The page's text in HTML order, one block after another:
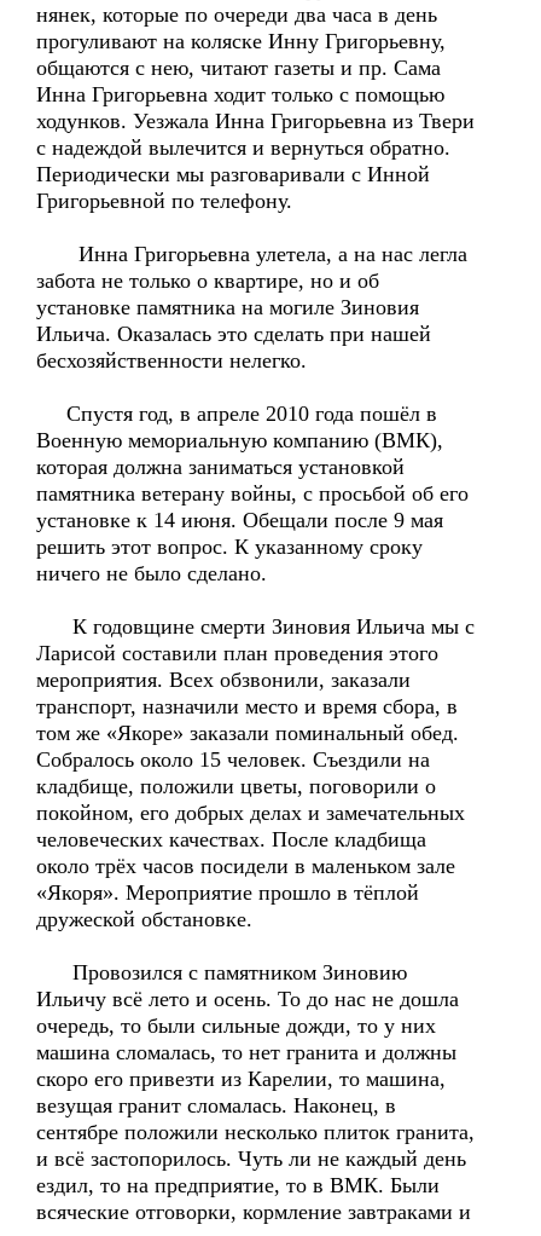
нянек, которые по очереди два часа в день
прогуливают на коляске Инну Григорьевну,
общаются с нею, читают газеты и пр. Сама
Инна Григорьевна ходит только с помощью
ходунков. Уезжала Инна Григорьевна из Твери
с надеждой вылечится и вернуться обратно.
Периодически мы разговаривали с Инной
Григорьевной по телефону.
Инна Григорьевна улетела, а на нас легла
забота не только о квартире, но и об
установке памятника на могиле Зиновия
Ильича. Оказалась это сделать при нашей
бесхозяйственности нелегко.
Спустя год, в апреле 2010 года пошёл в
Военную мемориальную компанию (ВМК),
которая должна заниматься установкой
памятника ветерану войны, с просьбой об его
установке к 14 июня. Обещали после 9 мая
решить этот вопрос. К указанному сроку
ничего не было сделано.
К годовщине смерти Зиновия Ильича мы с
Ларисой составили план проведения этого
мероприятия. Всех обзвонили, заказали
транспорт, назначили место и время сбора, в
том же «Якоре» заказали поминальный обед.
Собралось около 15 человек. Съездили на
кладбище, положили цветы, поговорили о
покойном, его добрых делах и замечательных
человеческих качествах. После кладбища
около трёх часов посидели в маленьком зале
«Якоря». Мероприятие прошло в тёплой
дружеской обстановке.
Провозился с памятником Зиновию
Ильичу всё лето и осень. То до нас не дошла
очередь, то были сильные дожди, то у них
машина сломалась, то нет гранита и должны
скоро его привезти из Карелии, то машина,
везущая гранит сломалась. Наконец, в
сентябре положили несколько плиток гранита,
и всё застопорилось. Чуть ли не каждый день
ездил, то на предприятие, то в ВМК. Были
всяческие отговорки, кормление завтраками и